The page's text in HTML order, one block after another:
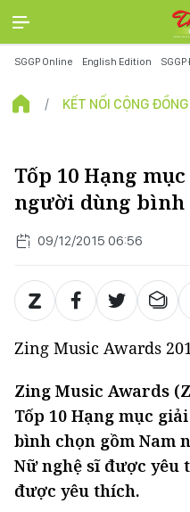
SGGP Online English Edition
KẾT NỐI CỘNG ĐỒNG
Tốp 10 Hạng
người dùng bình
09/12/2015 06:56
Zing Music Awards
Zing Music Awards
Tốp 10 Hạng mục
bình chọn gồm Nam
Nữ nghệ sĩ được yêu
được yêu thích.